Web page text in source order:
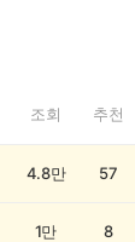
조회 추천
4.8만 57
1만 8